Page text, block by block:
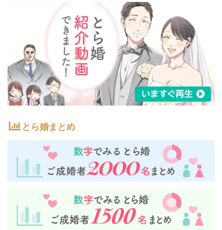
とら婚まとめ